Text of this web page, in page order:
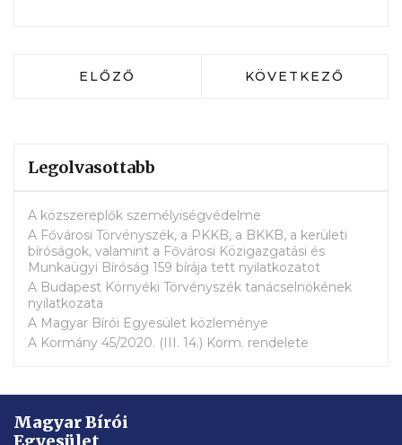
ELŐZŐ CIKK: PROGRAMAJÁNLÓ - ICJ
ELŐZŐ KÖVETKEZŐ CIKK:
KÖVETKEZŐ
Legolvasottabb
A közszereplők személyiségvédelme
A Fővárosi Törvényszék, a PKKB, a BKKB, a kerületi
bíróságok, valamint a Fővárosi Közigazgatási és
Munkaügyi Bíróság 159 bírája tett nyilatkozatot
A Budapest Környéki Törvényszék tanácselnökének
nyilatkozata
A Magyar Bírói Egyesület közleménye
A Kormány 45/2020. (III. 14.) Korm. rendelete
Magyar Bírói